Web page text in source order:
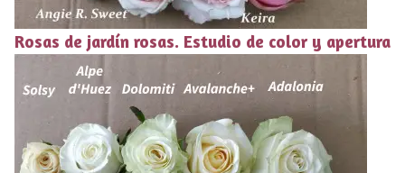
Rosas de jardín rosas. Estudio de color y apertura